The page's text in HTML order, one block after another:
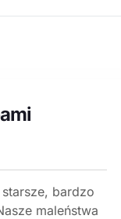
bardzo
maleństwa